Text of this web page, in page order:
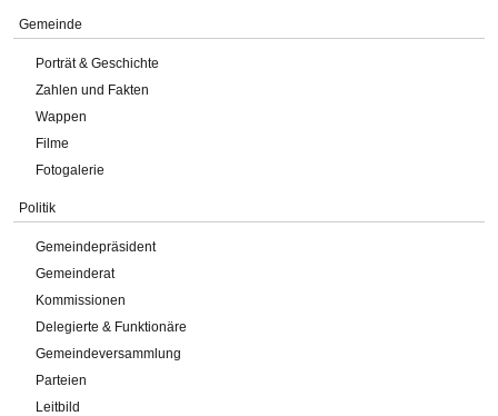
Gemeinde
Porträt & Geschichte
Zahlen und Fakten
Wappen
Filme
Fotogalerie
Politik
Gemeindepräsident
Gemeinderat
Kommissionen
Delegierte & Funktionäre
Gemeindeversammlung
Parteien
Leitbild